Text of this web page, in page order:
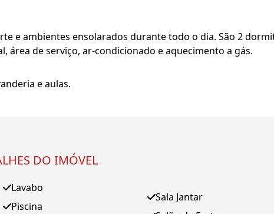
e ambientes ensolarados durante todo o dia. São 2
área de serviço, ar-condicionado e aquecimento a gás.
e aulas.
DO IMÓVEL
Lavabo
Piscina
Sala Jantar